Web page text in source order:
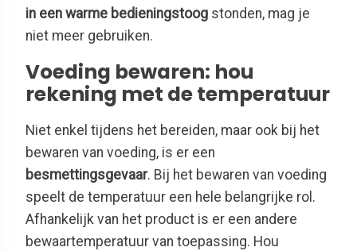
in een warme bedieningstoog stonden, mag je
niet meer gebruiken.
Voeding bewaren: hou
rekening met de temperatuur
Niet enkel tijdens het bereiden, maar ook bij het
bewaren van voeding, is er een
besmettingsgevaar. Bij het bewaren van voeding
speelt de temperatuur een hele belangrijke rol.
Afhankelijk van het product is er een andere
bewaartemperatuur van toepassing. Hou